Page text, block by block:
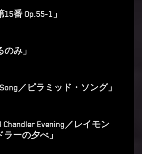
15番 Op.55-1」
のみ」
Song／ピラミッド・ソング」
Chandler Evening／レイモン
ラーの夕べ」